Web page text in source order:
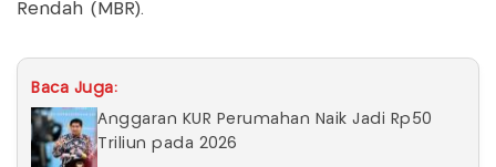
Rendah (MBR).
Baca Juga:
Anggaran KUR Perumahan Naik Jadi Rp50
Triliun pada 2026